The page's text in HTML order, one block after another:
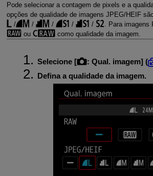
Pode selecionar a contagem de pixels e a
opções de qualidade de imagens JPEG/HEIF
/
/ / / /
. Para
ou
como qualidade da imagem.
Selecione [ : Qual. imagem] (
Defina a qualidade da imagem.